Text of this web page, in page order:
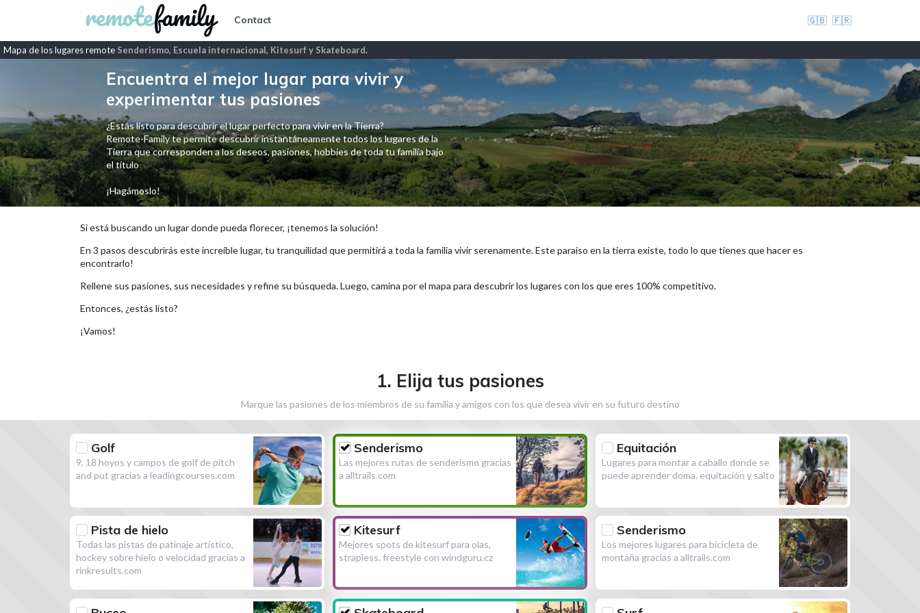
Contact 🇬🇧 🇫🇷
Mapa de los lugares remote Senderismo, Escuela internacional, Kitesurf y Skateboard.
Encuentra el mejor lugar para vivir y
experimentar tus pasiones
¿Estás listo para descubrir el lugar perfecto para vivir en la Tierra?
Remote-Family te permite descubrir instantáneamente todos los lugares de la
Tierra que corresponden a los deseos, pasiones, hobbies de toda tu familia bajo
el título
¡Hagámoslo!
Si está buscando un lugar donde pueda florecer, ¡tenemos la solución!
En 3 pasos descubrirás este increíble lugar, tu tranquilidad que permitirá a toda la familia vivir serenamente. Este paraíso en la tierra existe, todo lo que tienes que hacer es
encontrarlo!
Rellene sus pasiones, sus necesidades y refine su búsqueda. Luego, camina por el mapa para descubrir los lugares con los que eres 100% competitivo.
Entonces, ¿estás listo?
¡Vamos!
1. Elija tus pasiones
Marque las pasiones de los miembros de su familia y amigos con los que desea vivir en su futuro destino
Golf
9, 18 hoyos y campos de golf de pitch
and put gracias a leadingcourses.com
Senderismo
Las mejores rutas de senderismo gracias
a alltrails.com
Equitación
Lugares para montar a caballo donde se
puede aprender doma, equitación y salto
Pista de hielo
Todas las pistas de patinaje artístico,
hockey sobre hielo o velocidad gracias a
rinkresults.com
Kitesurf
Mejores spots de kitesurf para olas,
strapless, freestyle con windguru.cz
Senderismo
Los mejores lugares para bicicleta de
montaña gracias a alltrails.com